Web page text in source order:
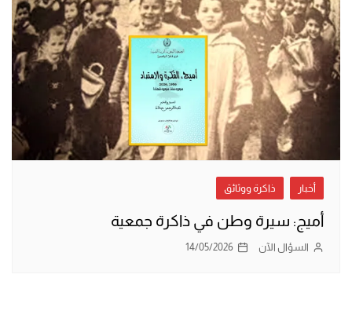
أخبار ذاكرة ووثائق
أميج: سيرة وطن في ذاكرة جمعية
السؤال الآن 14/05/2026